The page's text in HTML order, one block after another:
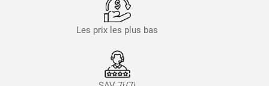
Les prix les plus bas